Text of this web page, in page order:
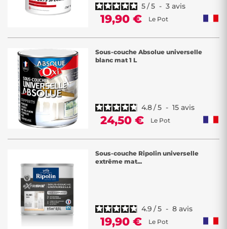
5/5 - 3 avis
19,90 € Le Pot
Sous-couche Absolue universelle
blanc mat 1 L
4.8/5 - 15 avis
24,50 € Le Pot
Sous-couche Ripolin universelle
extrême mat...
4.9 /5 - 8 avis
19,90 € Le Pot